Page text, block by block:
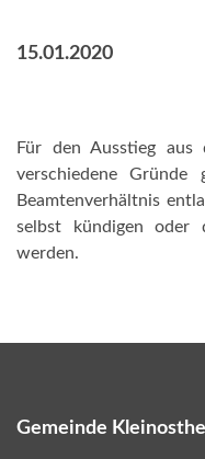
15.01.2020
Für den Ausstieg
verschiedene Gründe
Beamtenverhältnis
selbst kündigen oder
werden.
Gemeinde